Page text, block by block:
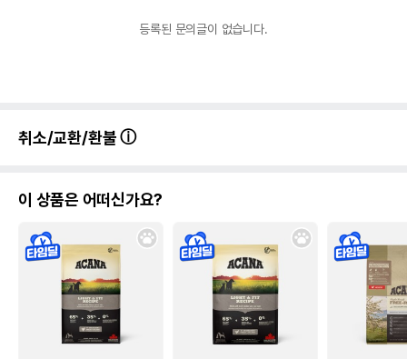
등록된 문의글이 없습니다.
취소/교환/환불
이 상품은 어떠신가요?